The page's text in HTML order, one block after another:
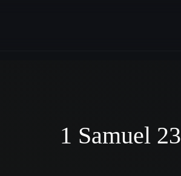
1 Samuel 23